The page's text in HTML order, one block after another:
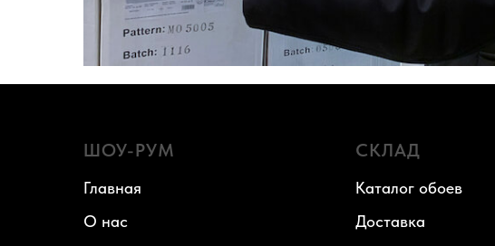
ШОУ-РУМ
Главная
О нас
СКЛАД
Каталог обоев
Доставка